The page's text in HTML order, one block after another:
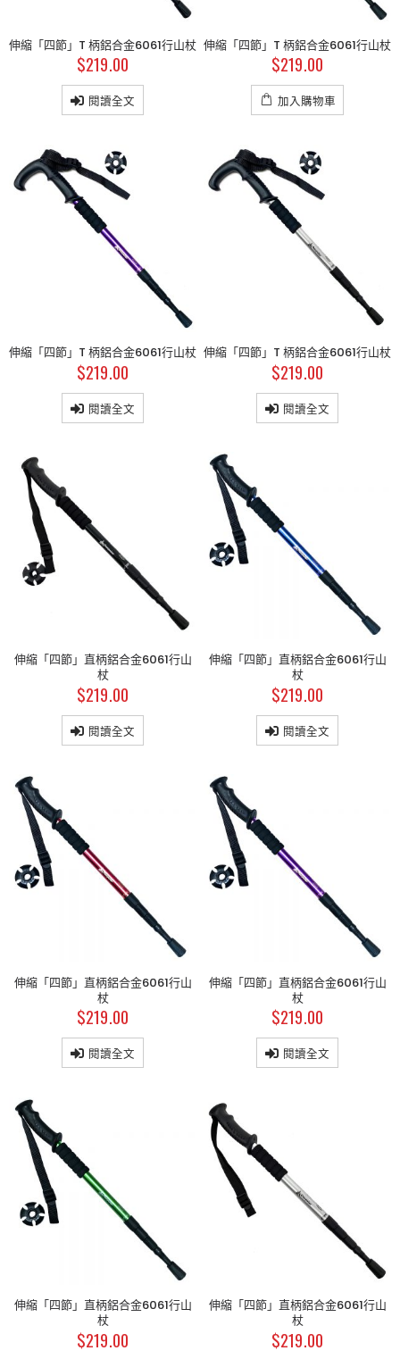
伸縮「四節」T 柄鋁合金6061行山杖
$219.00
閱讀全文
伸縮「四節」T 柄鋁合金6061行山杖
$219.00
加入購物車
伸縮「四節」T 柄鋁合金6061行山杖
$219.00
閱讀全文
伸縮「四節」T 柄鋁合金6061行山杖
$219.00
閱讀全文
伸縮「四節」直柄鋁合金6061行山
杖
$219.00
閱讀全文
伸縮「四節」直柄鋁合金6061行山
杖
$219.00
閱讀全文
伸縮「四節」直柄鋁合金6061行山
杖
$219.00
閱讀全文
伸縮「四節」直柄鋁合金6061行山
杖
$219.00
閱讀全文
伸縮「四節」直柄鋁合金6061行山
杖
$219.00
伸縮「四節」直柄鋁合金6061行山
杖
$219.00
斜揹相機袋
199.00 $
斜揹相機袋
$199.00 $179.00
斜揹相機袋
199.00 $
斜揹相機袋
$199.00 $179.00